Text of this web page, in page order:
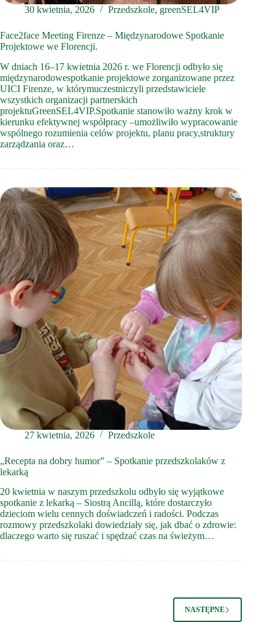
30 kwietnia, 2026 Przedszkole, greenSEL4VIP
Face2face Meeting Firenze – Międzynarodowe Spotkanie
Projektowe we Florencji.
W dniach 16–17 kwietnia 2026 r. we Florencji odbyło się
międzynarodowespotkanie projektowe zorganizowane przez
UICI Firenze, w którymuczestniczyli przedstawiciele
wszystkich organizacji partnerskich
projektuGreenSEL4VIP.Spotkanie stanowiło ważny krok w
kierunku efektywnej współpracy –umożliwiło wypracowanie
wspólnego rozumienia celów projektu, planu pracy,struktury
zarządzania oraz…
27 kwietnia, 2026 Przedszkole
„Recepta na dobry humor” – Spotkanie przedszkolaków z
lekarką
20 kwietnia w naszym przedszkolu odbyło się wyjątkowe
spotkanie z lekarką – Siostrą Ancillą, które dostarczyło
dzieciom wielu cennych doświadczeń i radości. Podczas
rozmowy przedszkolaki dowiedziały się, jak dbać o zdrowie:
dlaczego warto się ruszać i spędzać czas na świeżym…
NASTĘPNE